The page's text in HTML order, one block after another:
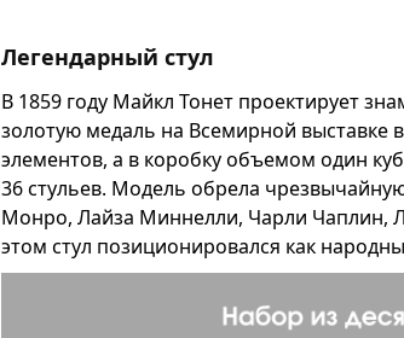
Легендарный стул
В 1859 году Майкл Тонет проектирует
золотую медаль на Всемирной выставке
элементов, а в коробку объемом один
36 стульев. Модель обрела
Монро, Лайза Миннелли, Чарли Чаплин,
этом стул позиционировался как